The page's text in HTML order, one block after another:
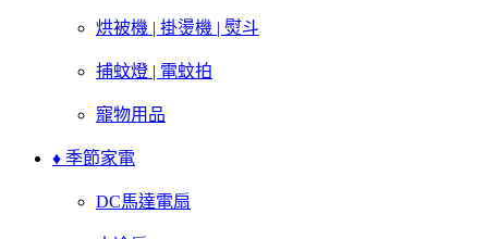
烘被機 | 掛燙機 | 熨斗
捕蚊燈 | 電蚊拍
寵物用品
♦ 季節家電
DC馬達電扇